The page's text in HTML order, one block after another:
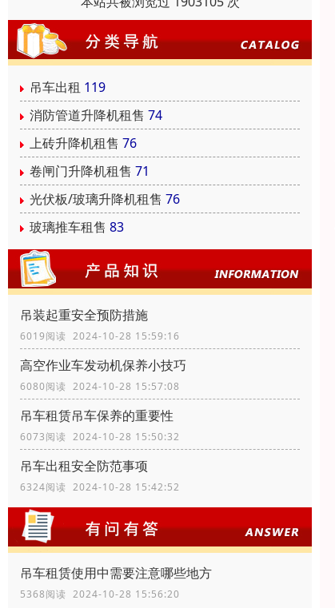
吊车出租 119
消防管道升降机租售 74
上砖升降机租售 76
卷闸门升降机租售 71
光伏板/玻璃升降机租售 76
玻璃推车租售 83
吊装起重安全预防措施
6019阅读 2024-10-28 15:59:16
高空作业车发动机保养小技巧
6080阅读 2024-10-28 15:57:08
吊车租赁吊车保养的重要性
6073阅读 2024-10-28 15:50:32
吊车出租安全防范事项
6324阅读 2024-10-28 15:42:52
吊车租赁使用中需要注意哪些地方
5368阅读 2024-10-28 15:56:20